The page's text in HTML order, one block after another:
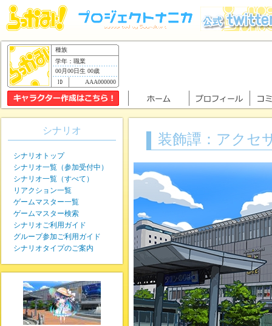
種族
学年：職業
00月00日生 00歳
AAA000000
装飾譚：アクセ
シナリオ
シナリオトップ
シナリオ一覧（参加受付中）
シナリオ一覧（すべて）
リアクション一覧
ゲームマスター一覧
ゲームマスター検索
シナリオご利用ガイド
グループ参加ご利用ガイド
シナリオタイプのご案内